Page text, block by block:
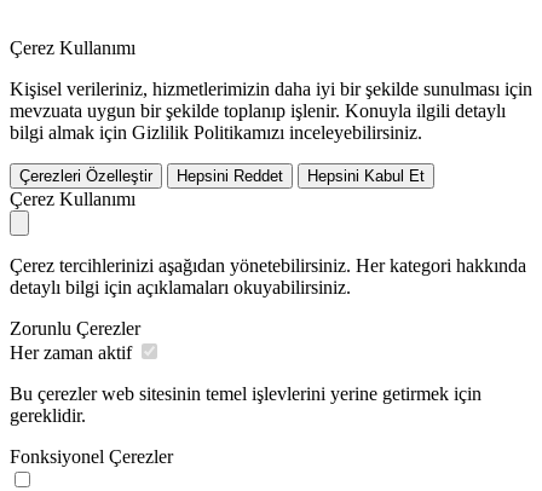
Çerez Kullanımı
Kişisel verileriniz, hizmetlerimizin daha iyi bir şekilde sunulması için
mevzuata uygun bir şekilde toplanıp işlenir. Konuyla ilgili detaylı
bilgi almak için Gizlilik Politikamızı inceleyebilirsiniz.
Çerezleri Özelleştir Hepsini Reddet Hepsini Kabul Et
Çerez Kullanımı
Çerez tercihlerinizi aşağıdan yönetebilirsiniz. Her kategori hakkında
detaylı bilgi için açıklamaları okuyabilirsiniz.
Zorunlu Çerezler
Her zaman aktif
Bu çerezler web sitesinin temel işlevlerini yerine getirmek için
gereklidir.
Fonksiyonel Çerezler